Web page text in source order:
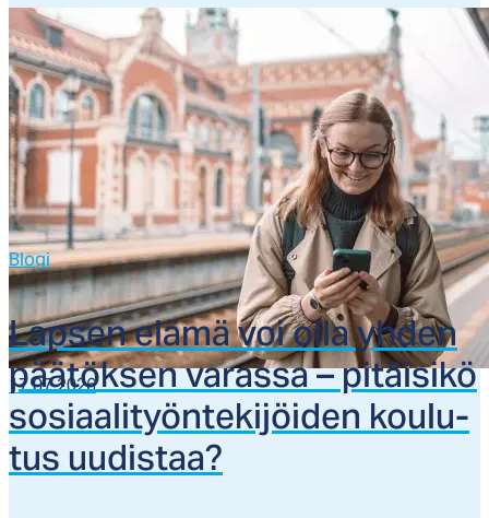
17.07.2026
Blogi
Lap­sen elä­mä voi ol­la yh­den
pää­tök­sen va­ras­sa – pi­täi­si­kö
so­siaa­li­työn­te­ki­jöi­den kou­lu­
tus uu­dis­taa?